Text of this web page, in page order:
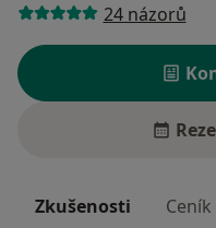
24 názorů
Zkušenosti Ceník